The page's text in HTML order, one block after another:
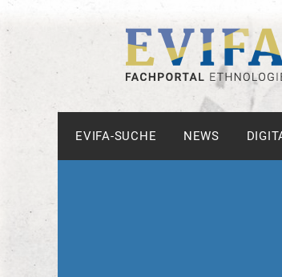
EVIFA-SUCHE NEWS